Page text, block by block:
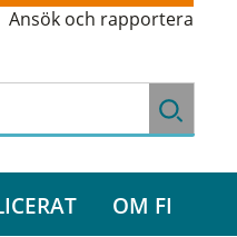
Ansök och rapportera
OM FI